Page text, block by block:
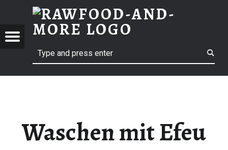
WASCHEN MIT EFEU | RAWFOOD-AND-MORE
RAWFOOD-AND-MORE
Menu
Waschen mit Efeu